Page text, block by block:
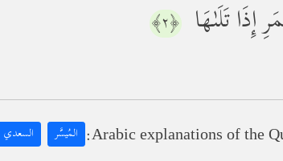
إِذَا تَلَىٰهَا ﴿٢﴾
Arabic explanations of the المُيسَّر السعدي